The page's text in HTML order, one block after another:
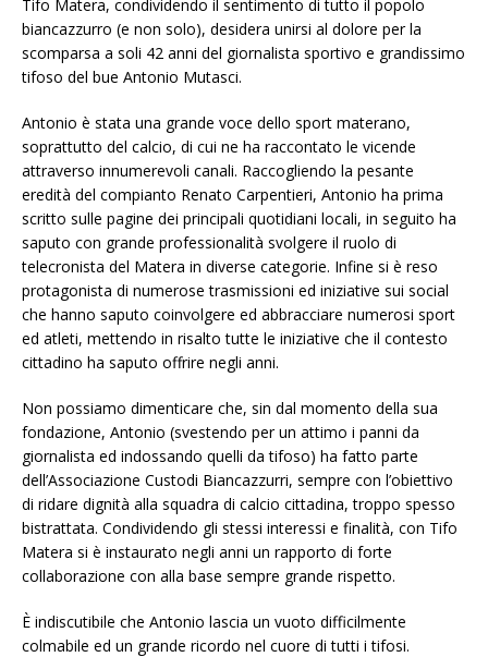
Tifo Matera, condividendo il sentimento di tutto il popolo
biancazzurro (e non solo), desidera unirsi al dolore per la
scomparsa a soli 42 anni del giornalista sportivo e grandissimo
tifoso del bue Antonio Mutasci.
Antonio è stata una grande voce dello sport materano,
soprattutto del calcio, di cui ne ha raccontato le vicende
attraverso innumerevoli canali. Raccogliendo la pesante
eredità del compianto Renato Carpentieri, Antonio ha prima
scritto sulle pagine dei principali quotidiani locali, in seguito ha
saputo con grande professionalità svolgere il ruolo di
telecronista del Matera in diverse categorie. Infine si è reso
protagonista di numerose trasmissioni ed iniziative sui social
che hanno saputo coinvolgere ed abbracciare numerosi sport
ed atleti, mettendo in risalto tutte le iniziative che il contesto
cittadino ha saputo offrire negli anni.
Non possiamo dimenticare che, sin dal momento della sua
fondazione, Antonio (svestendo per un attimo i panni da
giornalista ed indossando quelli da tifoso) ha fatto parte
dell’Associazione Custodi Biancazzurri, sempre con l’obiettivo
di ridare dignità alla squadra di calcio cittadina, troppo spesso
bistrattata. Condividendo gli stessi interessi e finalità, con Tifo
Matera si è instaurato negli anni un rapporto di forte
collaborazione con alla base sempre grande rispetto.
È indiscutibile che Antonio lascia un vuoto difficilmente
colmabile ed un grande ricordo nel cuore di tutti i tifosi.